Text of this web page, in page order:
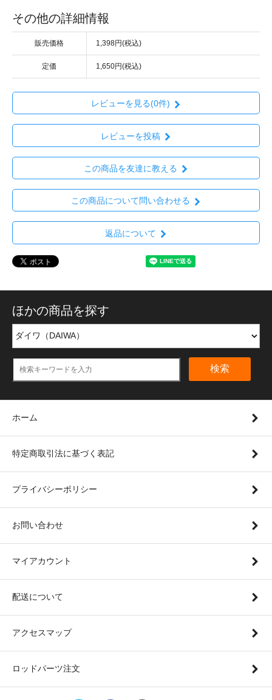
その他の詳細情報
販売価格 1,398円(税込)
定価 1,650円(税込)
レビューを見る(0件)
レビューを投稿
この商品を友達に教える
この商品について問い合わせる
返品について
ほかの商品を探す
検索
ホーム
特定商取引法に基づく表記
プライバシーポリシー
お問い合わせ
マイアカウント
配送について
アクセスマップ
ロッドパーツ注文